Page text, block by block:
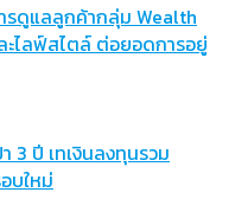
รดูแลลูกค้ากลุ่ม Wealth
ะไลฟ์สไตล์ ต่อยอดการอยู่
3 ปี เทเงินลงทุนรวม
บใหม่